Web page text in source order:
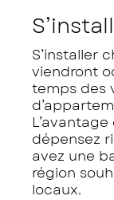
S’installer
viendront
temps des
dépensez
avez une
région
locaux.